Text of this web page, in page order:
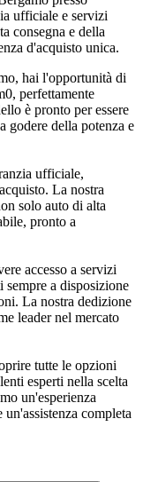
ufficiale e servizi
consegna e della
d'acquisto unica.
hai l'opportunità di
perfettamente
è pronto per essere
godere della potenza e
ufficiale,
La nostra
solo auto di alta
pronto a
accesso a servizi
sempre a disposizione
La nostra dedizione
leader nel mercato
tutte le opzioni
esperti nella scelta
un'esperienza
completa